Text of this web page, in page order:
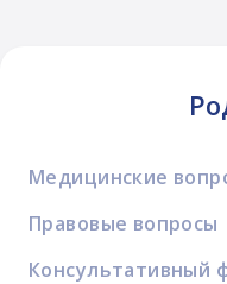
Медицинские
Правовые вопросы
Консультативный